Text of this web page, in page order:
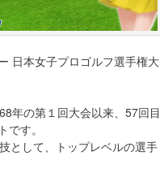
日本女子プロゴルフ選手権大
年の第１回大会以来、57回目
す。
として、トップレベルの選手